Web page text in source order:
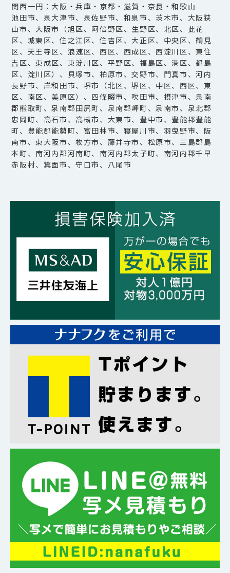
関西一円：大阪・兵庫・京都・滋賀・奈良・和歌山
池田市、泉大津市、泉佐野市、和泉市、茨木市、大阪狭
山市、大阪市（旭区、阿倍野区、生野区、北区、此花
区、城東区、住之江区、住吉区、大正区、中央区、鶴見
区、天王寺区、浪速区、西区、西成区、西淀川区、東住
吉区、東成区、東淀川区、平野区、福島区、港区、都島
区、淀川区）、貝塚市、柏原市、交野市、門真市、河内
長野市、岸和田市、堺市（北区、堺区、中区、西区、東
区、南区、美原区）、四條畷市、吹田市、摂津市、泉南
郡熊取町、泉南郡田尻町、泉南郡岬町、泉南市、泉北郡
忠岡町、高石市、高槻市、大東市、豊中市、豊能郡豊能
町、豊能郡能勢町、富田林市、寝屋川市、羽曳野市、阪
南市、東大阪市、枚方市、藤井寺市、松原市、三島郡島
本町、南河内郡河南町、南河内郡太子町、南河内郡千早
赤阪村、箕面市、守口市、八尾市